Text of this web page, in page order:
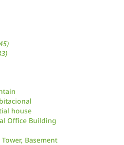
house
Office Building
Basement